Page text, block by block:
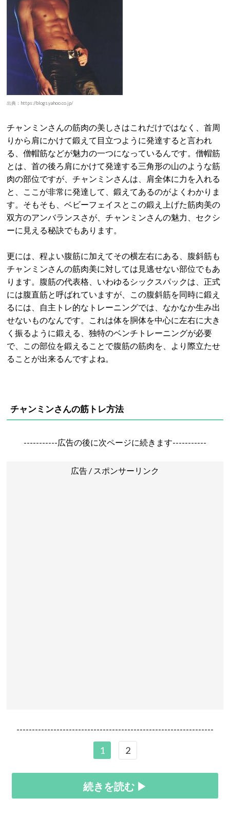
出典：https://blogs.yahoo.co.jp/
チャンミンさんの筋肉の美しさはこれだけではなく、首周
りから肩にかけて鍛えて目立つように発達すると言われ
る、僧帽筋などが魅力の一つになっているんです。僧帽筋
とは、首の後ろ肩にかけて発達する三角形の山のような筋
肉の部位ですが、チャンミンさんは、肩全体に力を入れる
と、ここが非常に発達して、鍛えてあるのがよくわかりま
す。そもそも、ベビーフェイスとこの鍛え上げた筋肉美の
双方のアンバランスさが、チャンミンさんの魅力、セクシ
ーに見える秘訣でもあります。
更には、程よい腹筋に加えてその横左右にある、腹斜筋も
チャンミンさんの筋肉美に対しては見逃せない部位でもあ
ります。腹筋の代表格、いわゆるシックスパックは、正式
には腹直筋と呼ばれていますが、この腹斜筋を同時に鍛え
るには、自主トレ的なトレーニングでは、なかなか生み出
せないものなんです。これは体を胴体を中心に左右に大き
く振るように鍛える、独特のベンチトレーニングが必要
で、この部位を鍛えることで腹筋の筋肉を、より際立たせ
ることが出来るんですよね。
チャンミンさんの筋トレ方法
-----------広告の後に次ページに続きます-----------
広告 / スポンサーリンク
----------------------------------------------------------------
1 2
続きを読む ▶